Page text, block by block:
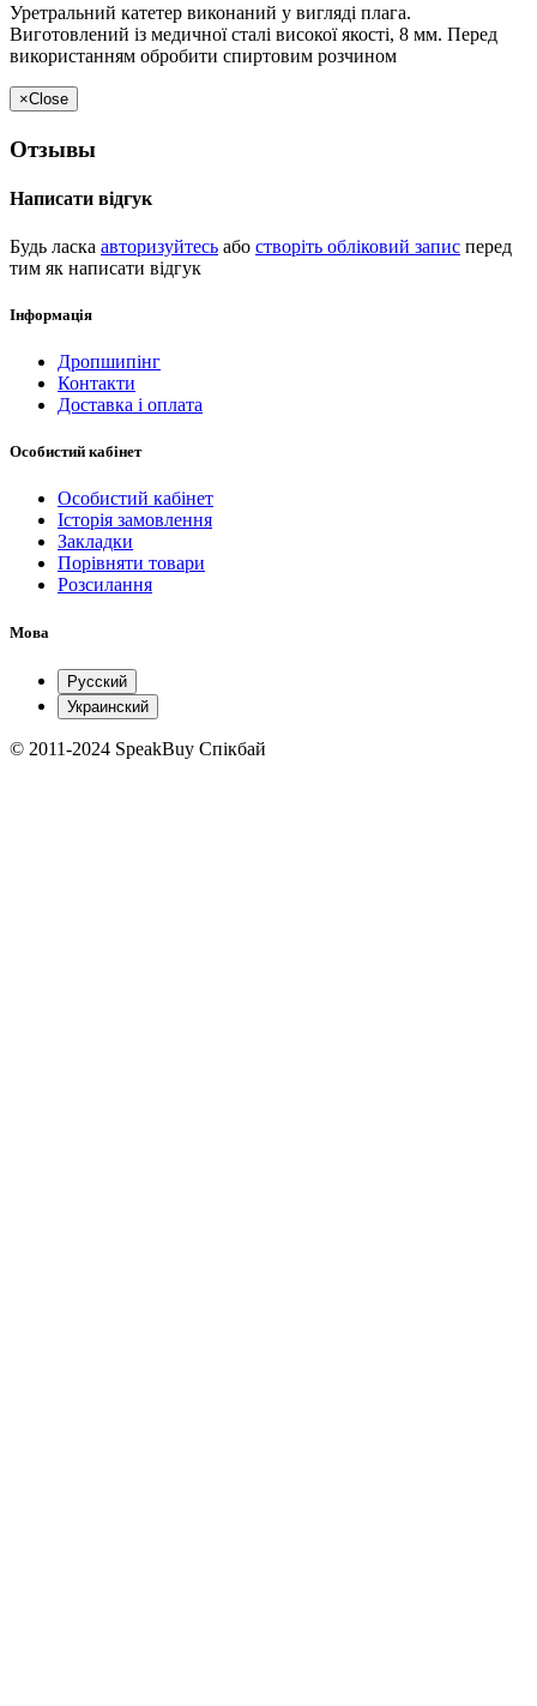
Уретральний катетер виконаний у вигляді плага.
Виготовлений із медичної сталі високої якості, 8 мм. Перед
використанням обробити спиртовим розчином
×Close
Отзывы
Написати відгук
Будь ласка авторизуйтесь або створіть обліковий запис перед
тим як написати відгук
Інформація
Дропшипінг
Контакти
Доставка і оплата
Особистий кабінет
Особистий кабінет
Історія замовлення
Закладки
Порівняти товари
Розсилання
Мова
Русский
Украинский
© 2011-2024 SpeakBuy Спікбай